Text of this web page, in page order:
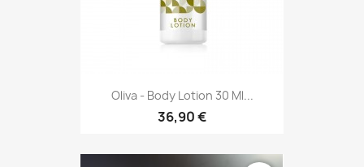
Oliva - Body Lotion 30 Ml...
36,90 €